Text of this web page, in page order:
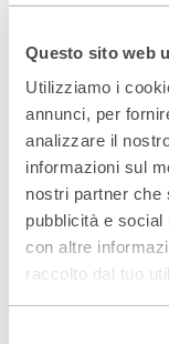
Questo sito web
Utilizziamo i
annunci, per
analizzare il
informazioni sul
nostri partner che
pubblicità e
con altre
raccolto dal tuo
Concerto finale
Scopri gli spazi
ACCEDI AL VIRTUAL
Scopri un luogo
DIVENTA PARTNER